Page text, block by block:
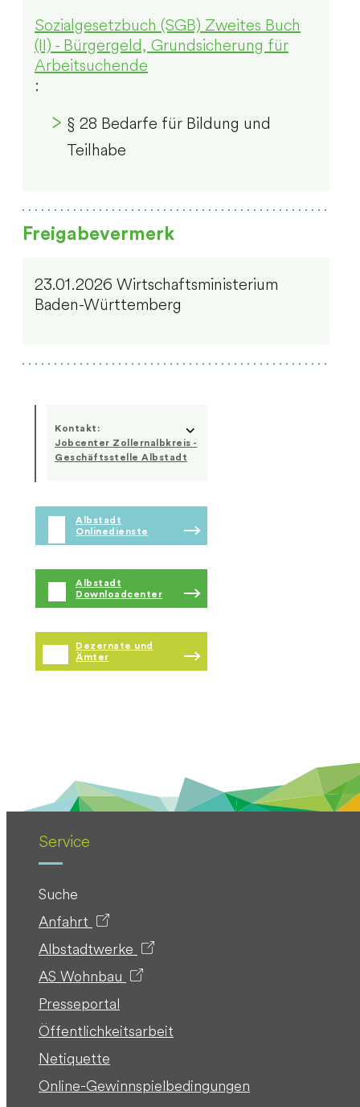
Sozialgesetzbuch (SGB) Zweites Buch
(II) - Bürgergeld, Grundsicherung für
Arbeitsuchende
:
§ 28 Bedarfe für Bildung und
Teilhabe
Freigabevermerk
23.01.2026 Wirtschaftsministerium
Baden-Württemberg
Kontakt:
Jobcenter Zollernalbkreis -
Geschäftsstelle Albstadt
Albstadt
Onlinedienste
Albstadt
Downloadcenter
Dezernate und
Ämter
Service
Suche
Anfahrt
Albstadtwerke
AS Wohnbau
Presseportal
Öffentlichkeitsarbeit
Netiquette
Online-Gewinnspielbedingungen